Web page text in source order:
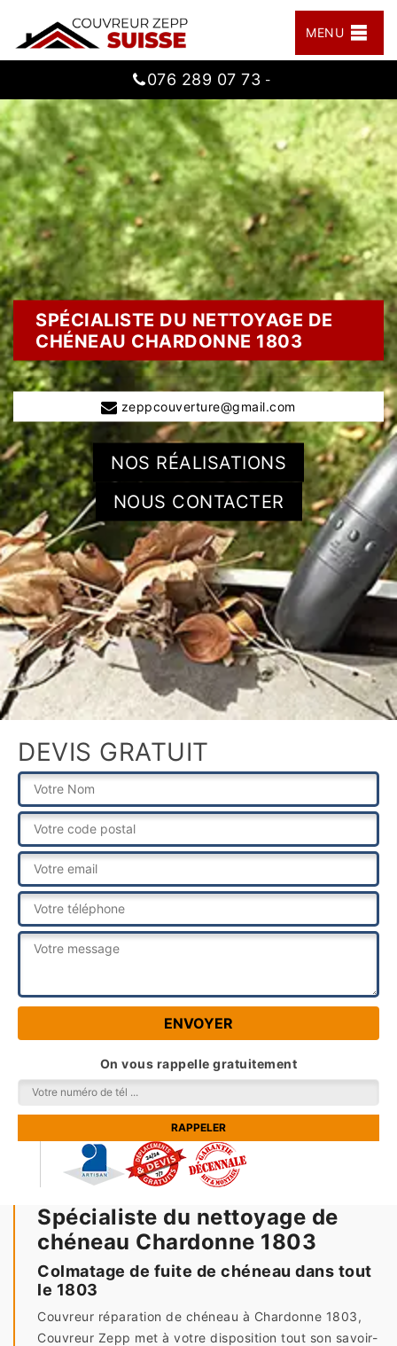
MENU
076 289 07 73 -
SPÉCIALISTE DU NETTOYAGE DE
CHÉNEAU CHARDONNE 1803
zeppcouverture@gmail.com
NOS RÉALISATIONS
NOUS CONTACTER
DEVIS GRATUIT
On vous rappelle gratuitement
Spécialiste du nettoyage de
chéneau Chardonne 1803
Colmatage de fuite de chéneau dans tout
le 1803
Couvreur réparation de chéneau à Chardonne 1803,
Couvreur Zepp met à votre disposition tout son savoir-